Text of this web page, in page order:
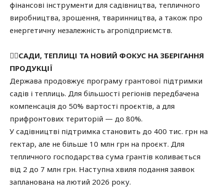
фінансові інструменти для садівництва, тепличного
виробництва, зрошення, тваринництва, а також про
енергетичну незалежність агропідприємств.
✍🏻САДИ, ТЕПЛИЦІ ТА НОВИЙ ФОКУС НА ЗБЕРІГАННЯ
ПРОДУКЦІЇ
Держава продовжує програму грантової підтримки
садів і теплиць. Для більшості регіонів передбачена
компенсація до 50% вартості проєктів, а для
прифронтових територій — до 80%.
У садівництві підтримка становить до 400 тис. грн на
гектар, але не більше 10 млн грн на проєкт. Для
тепличного господарства сума грантів коливається
від 2 до 7 млн грн. Наступна хвиля подання заявок
запланована на лютий 2026 року.